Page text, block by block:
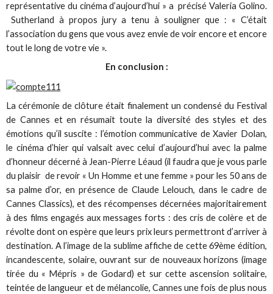
représentative du cinéma d’aujourd’hui » a précisé Valeria Golino.
Sutherland à propos jury a tenu à souligner que : « C’était
l’association du gens que vous avez envie de voir encore et encore
tout le long de votre vie ».
En conclusion :
La cérémonie de clôture était finalement un condensé du Festival
de Cannes et en résumait toute la diversité des styles et des
émotions qu’il suscite : l’émotion communicative de Xavier Dolan,
le cinéma d’hier qui valsait avec celui d’aujourd’hui avec la palme
d’honneur décerné à Jean-Pierre Léaud (il faudra que je vous parle
du plaisir de revoir « Un Homme et une femme » pour les 50 ans de
sa palme d’or, en présence de Claude Lelouch, dans le cadre de
Cannes Classics), et des récompenses décernées majoritairement
à des films engagés aux messages forts : des cris de colère et de
révolte dont on espère que leurs prix leurs permettront d’arriver à
destination. A l’image de la sublime affiche de cette 69ème édition,
incandescente, solaire, ouvrant sur de nouveaux horizons (image
tirée du « Mépris » de Godard) et sur cette ascension solitaire,
teintée de langueur et de mélancolie, Cannes une fois de plus nous